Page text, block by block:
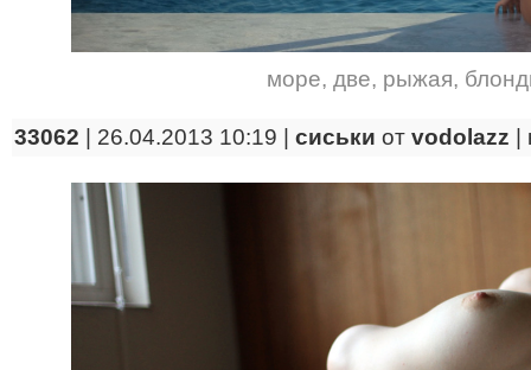
море, две, рыжая,
33062 | 26.04.2013 10:19 | сиськи от vodolazz